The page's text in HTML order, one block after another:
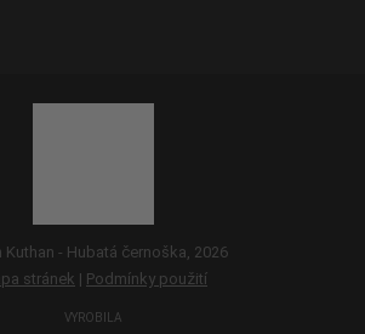
- Hubatá černoška, 2026
stránek | Podmínky použití
VYROBILA